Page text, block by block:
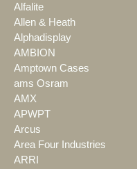
Alfalite
Allen & Heath
Alphadisplay
AMBION
Amptown Cases
ams Osram
AMX
APWPT
Arcus
Area Four Industries
ARRI